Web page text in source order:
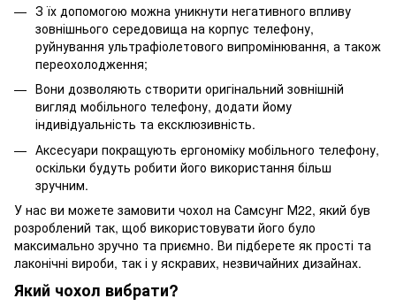
З їх допомогою можна уникнути негативного впливу
зовнішнього середовища на корпус телефону,
руйнування ультрафіолетового випромінювання, а також
переохолодження;
Вони дозволяють створити оригінальний зовнішній
вигляд мобільного телефону, додати йому
індивідуальність та ексклюзивність.
Аксесуари покращують ергономіку мобільного телефону,
оскільки будуть робити його використання більш
зручним.
У нас ви можете замовити чохол на Самсунг М22, який був
розроблений так, щоб використовувати його було
максимально зручно та приємно. Ви підберете як прості та
лаконічні вироби, так і у яскравих, незвичайних дизайнах.
Який чохол вибрати?